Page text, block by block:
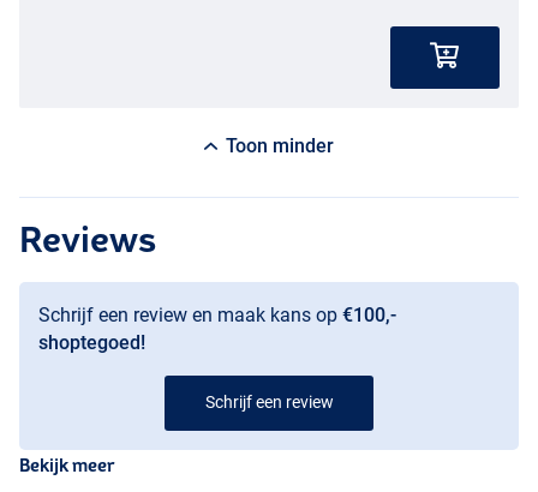
Toon minder
Reviews
Schrijf een review en maak kans op €100,-
shoptegoed!
Schrijf een review
Bekijk meer